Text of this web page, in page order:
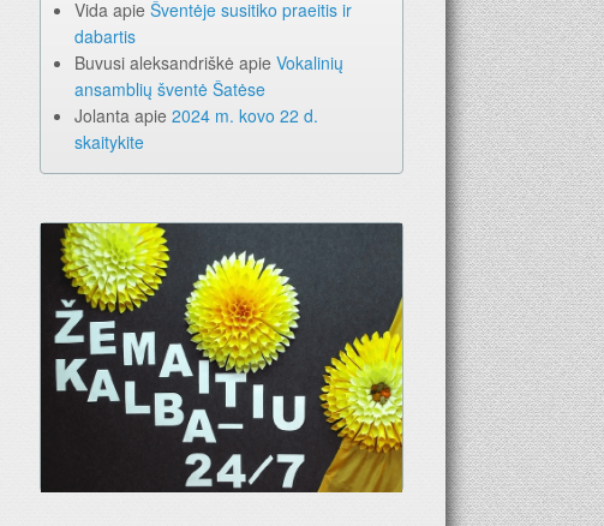
Vida apie Šventėje susitiko praeitis ir
dabartis
Buvusi aleksandriškė apie Vokalinių
ansamblių šventė Šatėse
Jolanta apie 2024 m. kovo 22 d.
skaitykite